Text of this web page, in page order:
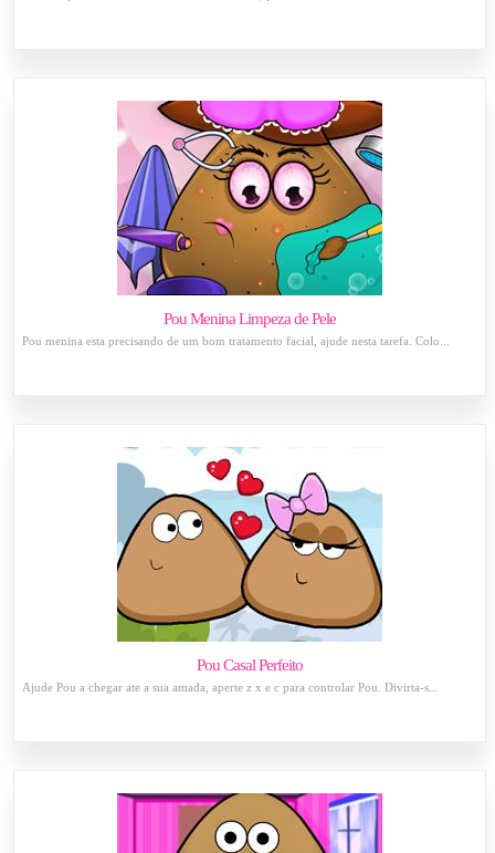
Pou Menina Limpeza de Pele
Pou menina esta precisando de um bom tratamento facial, ajude nesta tarefa. Colo...
Pou Casal Perfeito
Ajude Pou a chegar ate a sua amada, aperte z x e c para controlar Pou. Divirta-s...